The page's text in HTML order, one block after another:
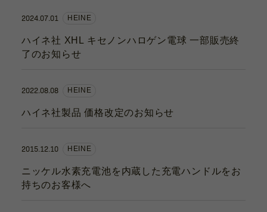
カタログ
2024.07.01 HEINE
ハイネ社 XHL キセノンハロゲン電球 一部販売終
了のお知らせ
2022.08.08 HEINE
ハイネ社製品 価格改定のお知らせ
2015.12.10 HEINE
ニッケル水素充電池を内蔵した充電ハンドルをお
持ちのお客様へ